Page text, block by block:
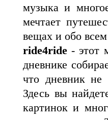
музыка и
мечтает
вещах и обо
ride4ride - этот
дневнике
что дневник не
Здесь вы
картинок и